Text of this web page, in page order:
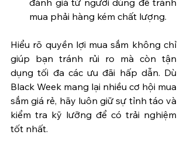
mua phải hàng kém chất lượng.
Hiểu rõ quyền lợi mua sắm không chỉ
giúp bạn tránh rủi ro mà còn tận
dụng tối đa các ưu đãi hấp dẫn. Dù
Black Week mang lại nhiều cơ hội mua
sắm giá rẻ, hãy luôn giữ sự tỉnh táo và
kiểm tra kỹ lưỡng để có trải nghiệm
tốt nhất.